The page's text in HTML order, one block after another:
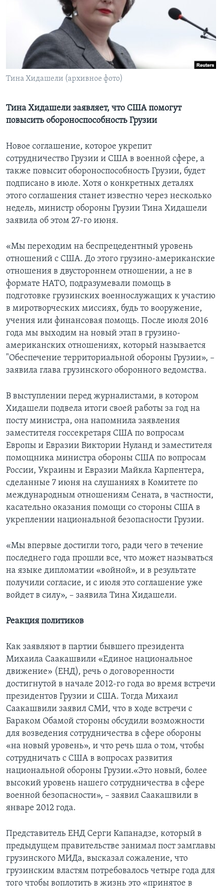
Learning English
СОЦИАЛЬНЫЕ СЕТИ
Тина Хидашели (архивное фото)
Тина Хидашели заявляет, что США помогут
повысить обороноспособность Грузии
Новое соглашение, которое укрепит
сотрудничество Грузии и США в военной сфере, а
также повысит обороноспособность Грузии, будет
подписано в июле. Хотя о конкретных деталях
этого соглашения станет известно через несколько
недель, министр обороны Грузии Тина Хидашели
заявила об этом 27-го июня.
«Мы переходим на беспрецедентный уровень
отношений с США. До этого грузино-американские
отношения в двустороннем отношении, а не в
формате НАТО, подразумевали помощь в
подготовке грузинских военнослужащих к участию
в миротворческих миссиях, будь то вооружение,
учения или финансовая помощь. После июля 2016
года мы выходим на новый этап в грузино-
американских отношениях, который называется
"Обеспечение территориальной обороны Грузии», –
заявила глава грузинского оборонного ведомства.
В выступлении перед журналистами, в котором
Хидашели подвела итоги своей работы за год на
посту министра, она напомнила заявления
заместителя госсекретаря США по вопросам
Европы и Евразии Виктории Нуланд и заместителя
помощника министра обороны США по вопросам
России, Украины и Евразии Майкла Карпентера,
сделанные 7 июня на слушаниях в Комитете по
международным отношениям Сената, в частности,
касательно оказания помощи со стороны США в
укреплении национальной безопасности Грузии.
«Мы впервые достигли того, ради чего в течение
последнего года прошли все, что может называться
на языке дипломатии «войной», и в результате
получили согласие, и с июля это соглашение уже
войдет в силу», – заявила Тина Хидашели.
Реакция политиков
Как заявляют в партии бывшего президента
Михаила Саакашвили «Единое национальное
движение» (ЕНД), речь о договоренности
достигнутой в начале 2012-го года во время встречи
президентов Грузии и США. Тогда Михаил
Саакашвили заявил СМИ, что в ходе встречи с
Бараком Обамой стороны обсудили возможности
для возведения сотрудничества в сфере обороны
«на новый уровень», и что речь шла о том, чтобы
сотрудничать с США в вопросах развития
национальной обороны Грузии.«Это новый, более
высокий уровень нашего сотрудничества в сфере
военной безопасности», – заявил Саакашвили в
январе 2012 года.
Представитель ЕНД Серги Капанадзе, который в
предыдущем правительстве занимал пост замглавы
грузинского МИДа, высказал сожаление, что
грузинским властям потребовалось четыре года для
того чтобы воплотить в жизнь это «принятое в